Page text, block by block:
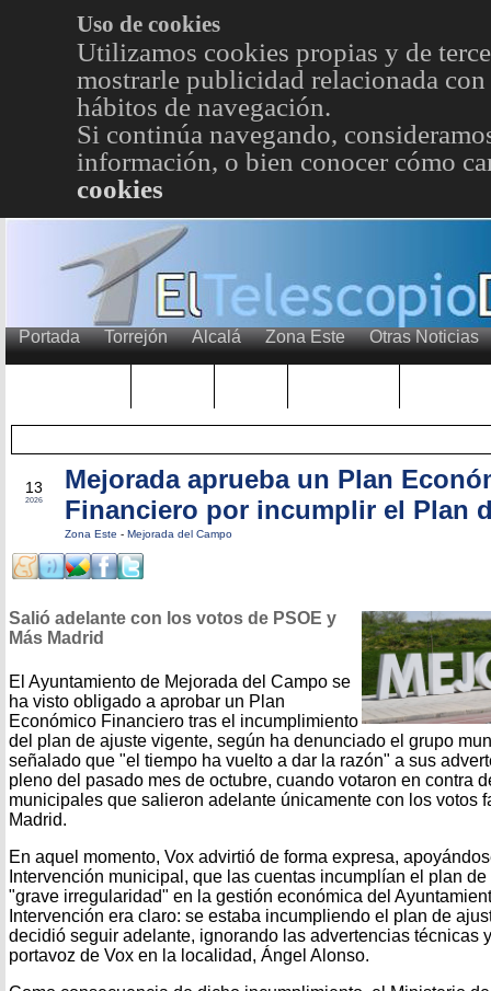
Uso de cookies
Utilizamos cookies propias y de
mostrarle publicidad relacionada
hábitos de navegación.
Si continúa navegando,
información, o bien conocer cómo
cookies
Portada Torrejón Alcalá Zona Este Otras Noticias
13
2026
Mejorada aprueba un Plan
Financiero por incumplir el Plan
Zona Este - Mejorada del Campo
Salió adelante con los votos de PSOE y
Más Madrid
El Ayuntamiento de Mejorada del Campo se
ha visto obligado a aprobar un Plan
Económico Financiero tras el incumplimiento
del plan de ajuste vigente, según ha denunciado el grupo
señalado que "el tiempo ha vuelto a dar la razón" a sus
pleno del pasado mes de octubre, cuando votaron en contra
municipales que salieron adelante únicamente con los votos
Madrid.
En aquel momento, Vox advirtió de forma expresa,
Intervención municipal, que las cuentas incumplían el plan
"grave irregularidad" en la gestión económica del
Intervención era claro: se estaba incumpliendo el plan de
decidió seguir adelante, ignorando las advertencias técnicas
portavoz de Vox en la localidad, Ángel Alonso.